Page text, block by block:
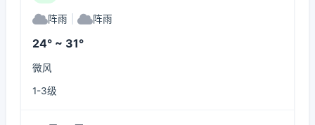
阵雨 阵雨
24° ~ 31°
微风
1-3级